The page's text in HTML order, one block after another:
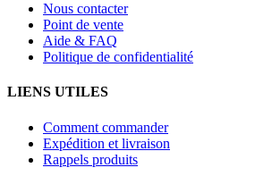
Nous contacter
Point de vente
Aide & FAQ
Politique de confidentialité
LIENS UTILES
Comment commander
Expédition et livraison
Rappels produits